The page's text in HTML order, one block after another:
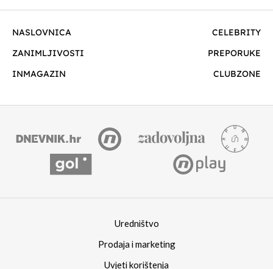
NASLOVNICA
CELEBRITY
ZANIMLJIVOSTI
PREPORUKE
INMAGAZIN
CLUBZONE
Uredništvo
Prodaja i marketing
Uvjeti korištenja